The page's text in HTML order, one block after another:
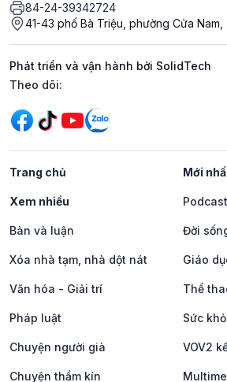
84-24-39342724
41-43 phố Bà Triệu, phường Cửa Nam,
Phát triển và vận hành bởi SolidTech
Mạng xã hội
Theo dõi:
Trang chủ Mới
Xem nhiều Podcast
Bàn và luận Đời
Xóa nhà tạm, nhà dột nát Giáo
Văn hóa - Giải trí Thể
Pháp luật Sức
Chuyện người già VOV2
Chuyện thầm kín